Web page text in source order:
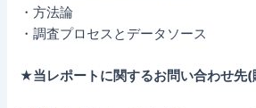
・方法論
・調査プロセスとデータソース
★当レポートに関するお問い合わせ先